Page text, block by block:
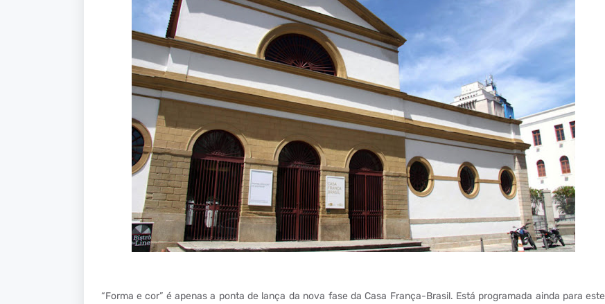
“Forma e cor” é apenas a ponta de lança da nova fase da Casa França-Brasil. Está programada ainda para este